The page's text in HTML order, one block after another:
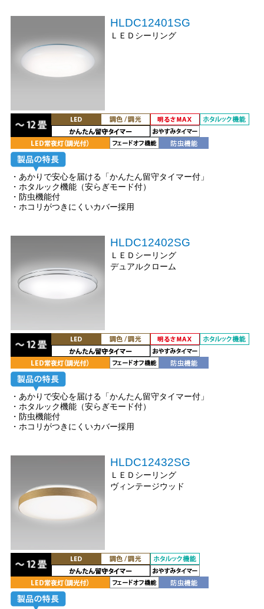
HLDC12401SG
ＬＥＤシーリング
・あかりで安心を届ける「かんたん留守タイマー付」
・ホタルック機能（安らぎモード付）
・防虫機能付
・ホコリがつきにくいカバー採用
HLDC12402SG
ＬＥＤシーリング
デュアルクローム
・あかりで安心を届ける「かんたん留守タイマー付」
・ホタルック機能（安らぎモード付）
・防虫機能付
・ホコリがつきにくいカバー採用
HLDC12432SG
ＬＥＤシーリング
ヴィンテージウッド